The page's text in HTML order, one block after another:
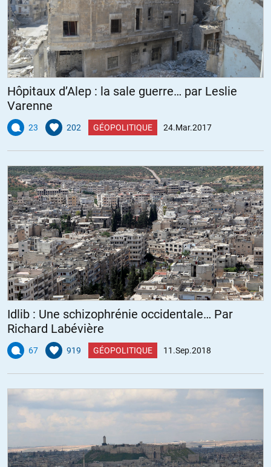
Hôpitaux d’Alep : la sale guerre… par Leslie
Varenne
23 202 GÉOPOLITIQUE 24.Mar.2017
Idlib : Une schizophrénie occidentale… Par
Richard Labévière
67 919 GÉOPOLITIQUE 11.Sep.2018